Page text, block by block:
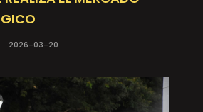
2026-03-20